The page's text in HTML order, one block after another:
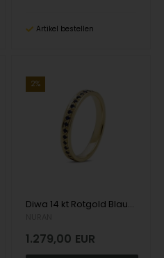
Artikel bestellen
2%
Diwa 14 kt Rotgold Blauer Saphir Allianz Ring, von Nuran
1.279,00 EUR